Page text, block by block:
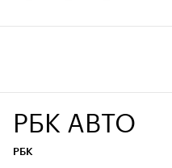
РБК АВТО
РБК